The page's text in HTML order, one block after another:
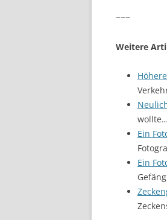
~~~
Weitere
wollte…
Ein
Ein